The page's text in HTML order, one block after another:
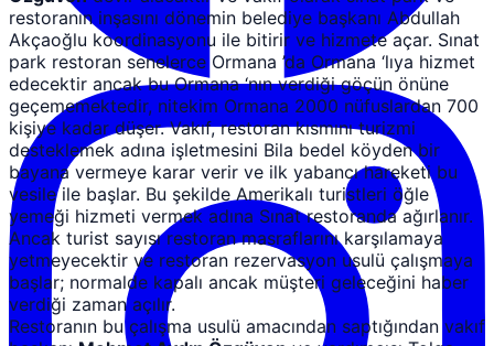
restoranın inşasını dönemin belediye başkanı Abdullah
Akçaoğlu koordinasyonu ile bitirir ve hizmete açar. Sınat
park restoran senelerce Ormana ’da Ormana ‘lıya hizmet
edecektir ancak bu Ormana ‘nın verdiği göçün önüne
geçememektedir, nitekim Ormana 2000 nüfuslardan 700
kişiye kadar düşer. Vakıf, restoran kısmını turizmi
desteklemek adına işletmesini Bila bedel köyden bir
bayana vermeye karar verir ve ilk yabancı hareketi bu
vesile ile başlar. Bu şekilde Amerikalı turistleri öğle
yemeği hizmeti vermek adına Sınat restoranda ağırlanır.
Ancak turist sayısı restoran masraflarını karşılamaya
yetmeyecektir ve restoran rezervasyon usulü çalışmaya
başlar; normalde kapalı ancak müşteri geleceğini haber
verdiği zaman açılır.
Restoranın bu çalışma usulü amacından saptığından vakıf